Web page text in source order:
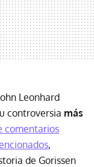
Leonhard
controversia más
comentarios
,
de Gorissen